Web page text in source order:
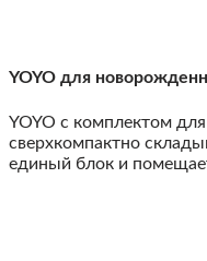
YOYO для
YOYO с комплектом
сверхкомпактно
единый блок и